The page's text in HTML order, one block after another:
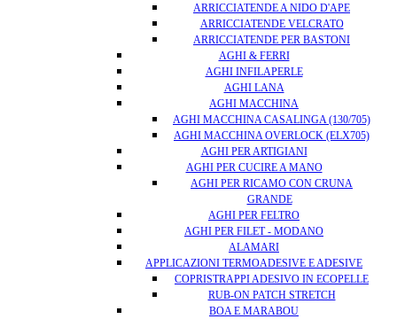
ARRICCIATENDE A NIDO D'APE
ARRICCIATENDE VELCRATO
ARRICCIATENDE PER BASTONI
AGHI & FERRI
AGHI INFILAPERLE
AGHI LANA
AGHI MACCHINA
AGHI MACCHINA CASALINGA (130/705)
AGHI MACCHINA OVERLOCK (ELX705)
AGHI PER ARTIGIANI
AGHI PER CUCIRE A MANO
AGHI PER RICAMO CON CRUNA
GRANDE
AGHI PER FELTRO
AGHI PER FILET - MODANO
ALAMARI
APPLICAZIONI TERMOADESIVE E ADESIVE
COPRISTRAPPI ADESIVO IN ECOPELLE
RUB-ON PATCH STRETCH
BOA E MARABOU